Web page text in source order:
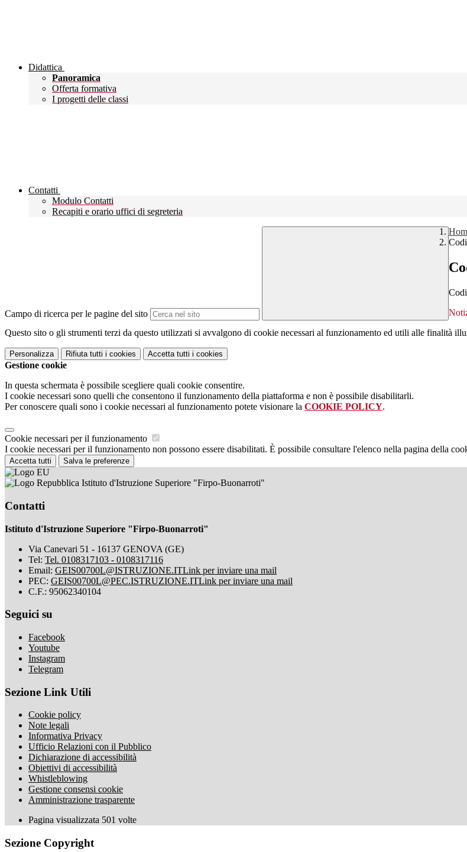
Didattica
Panoramica
Offerta formativa
I progetti delle classi
Contatti
Modulo Contatti
Recapiti e orario uffici di segreteria
Campo di ricerca per le pagine del sito
Questo sito o gli strumenti terzi da questo utilizzati si avvalgono di cookie necessari al funzionamento ed utili alle finalità
Personalizza Rifiuta tutti i cookies Accetta tutti i cookies
Gestione cookie
In questa schermata è possibile scegliere quali cookie consentire.
I cookie necessari sono quelli che consentono il funzionamento della piattaforma e non è possibile disabilitarli.
Per conoscere quali sono i cookie necessari al funzionamento potete visionare la COOKIE POLICY.
Cookie necessari per il funzionamento
I cookie necessari per il funzionamento non possono essere disabilitati. È possibile consultare l'elenco nella pagina della
Accetta tutti Salva le preferenze
Istituto d'Istruzione Superiore "Firpo-Buonarroti"
Contatti
Istituto d'Istruzione Superiore "Firpo-Buonarroti"
Via Canevari 51 - 16137 GENOVA (GE)
Tel: Tel. 0108317103 - 0108317116
Email: GEIS00700L@ISTRUZIONE.ITLink per inviare una mail
PEC: GEIS00700L@PEC.ISTRUZIONE.ITLink per inviare una mail
C.F.: 95062340104
Seguici su
Facebook
Youtube
Instagram
Telegram
Sezione Link Utili
Cookie policy
Note legali
Informativa Privacy
Ufficio Relazioni con il Pubblico
Dichiarazione di accessibilità
Obiettivi di accessibilità
Whistleblowing
Gestione consensi cookie
Amministrazione trasparente
Pagina visualizzata 501 volte
Sezione Copyright